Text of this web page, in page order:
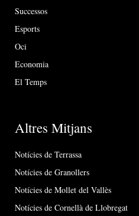
Successos
Esports
Oci
Economia
El Temps
Altres Mitjans
Notícies de Terrassa
Notícies de Granollers
Notícies de Mollet del Vallès
Notícies de Cornellà de Llobregat